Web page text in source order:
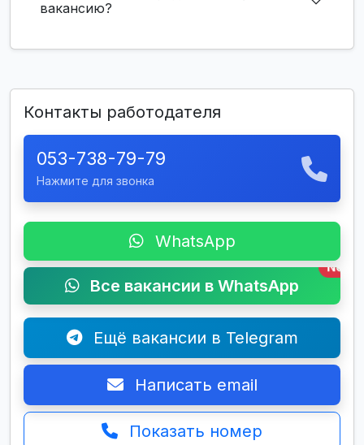
вакансию?
Контакты работодателя
053-738-79-79
Нажмите для звонка
WhatsApp
Все вакансии в WhatsApp
New
Ещё вакансии в Telegram
Написать email
Показать номер